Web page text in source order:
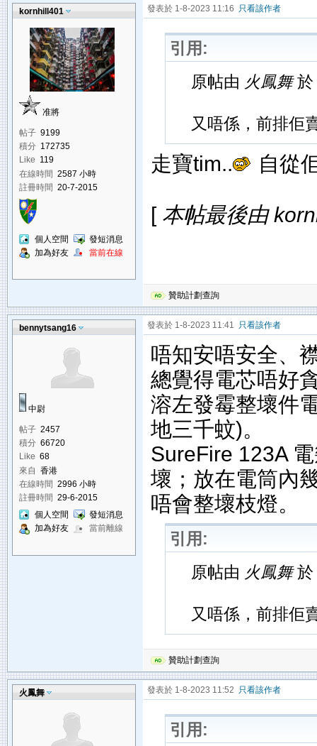
kornhill401
准將
帖子 9199
積分 172735
Like 119
在線時間 2587 小時
註冊時間 20-7-2015
個人空間
發短消息
加為好友
當前在線
發表於 1-8-2023 11:16 只看該作者
引用:
原帖由 火鳳舞於
又唔係，前排佢
走寶tim.. 自從
[本帖最後由
贊助計劃查詢
bennytsang16
中尉
帖子 2457
積分 66720
Like 68
來自 香港
在線時間 2996 小時
註冊時間 29-6-2015
個人空間
發短消息
加為好友
當前離線
發表於 1-8-2023 11:41 只看該作者
唔知安唔安全
總覺得電芯唔好
溶左發霉整壞件
地三千蚊)。
SureFire 123A
壞；放在電筒內
唔會整壞枝燈。
引用:
原帖由 火鳳舞於
又唔係，前排佢
贊助計劃查詢
火鳳舞 發表於 1-8-2023 11:52 只看該作者
引用: